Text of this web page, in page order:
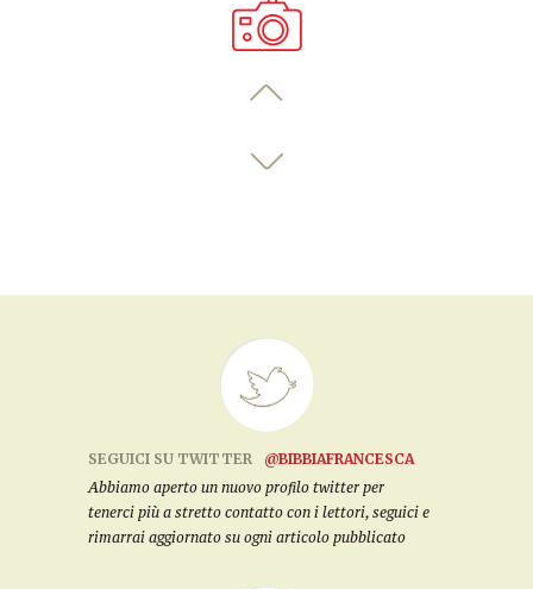
SEGUICI SU TWITTER
@BIBBIAFRANCESCA
Abbiamo aperto un nuovo profilo twitter per
tenerci più a stretto contatto con i lettori, seguici e
rimarrai aggiornato su ogni articolo pubblicato